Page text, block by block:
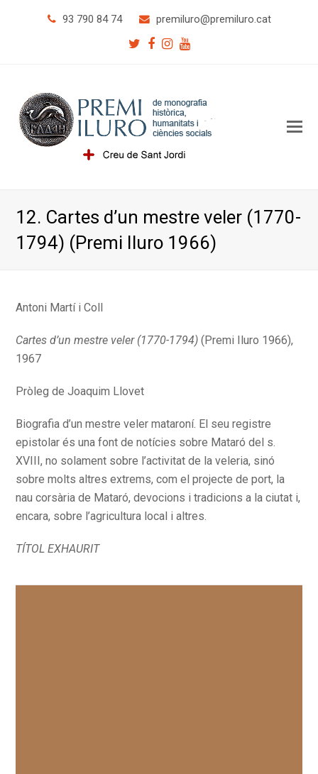
93 790 84 74 premiluro@premiluro.cat
Twitter
Facebook
Instagram
Youtube
12. Cartes d’un mestre veler (1770-
1794) (Premi Iluro 1966)
Antoni Martí i Coll
Cartes d’un mestre veler (1770-1794) (Premi Iluro 1966),
1967
Pròleg de Joaquim Llovet
Biografia d’un mestre veler mataroní. El seu registre
epistolar és una font de notícies sobre Mataró del s.
XVIII, no solament sobre l’activitat de la veleria, sinó
sobre molts altres extrems, com el projecte de port, la
nau corsària de Mataró, devocions i tradicions a la ciutat i,
encara, sobre l’agricultura local i altres.
TÍTOL EXHAURIT